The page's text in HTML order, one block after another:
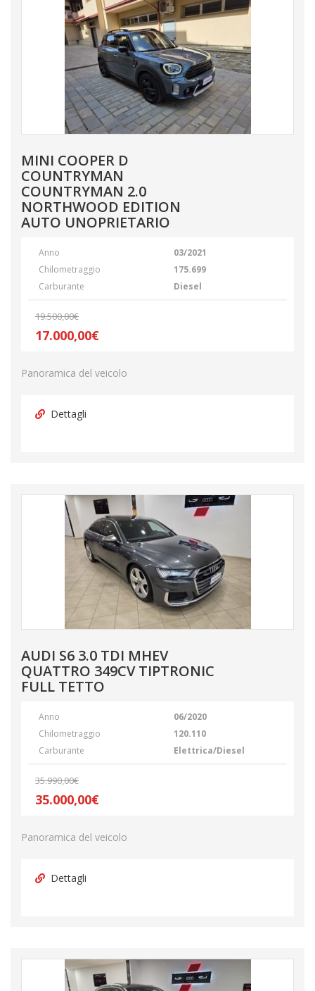
MINI COOPER D
COUNTRYMAN
COUNTRYMAN 2.0
NORTHWOOD EDITION
AUTO UNOPRIETARIO
Anno
03/2021
Chilometraggio
175.699
Carburante
Diesel
19.500,00€
17.000,00€
Panoramica del veicolo
Dettagli
AUDI S6 3.0 TDI MHEV
QUATTRO 349CV TIPTRONIC
FULL TETTO
Anno
06/2020
Chilometraggio
120.110
Carburante
Elettrica/Diesel
35.990,00€
35.000,00€
Panoramica del veicolo
Dettagli